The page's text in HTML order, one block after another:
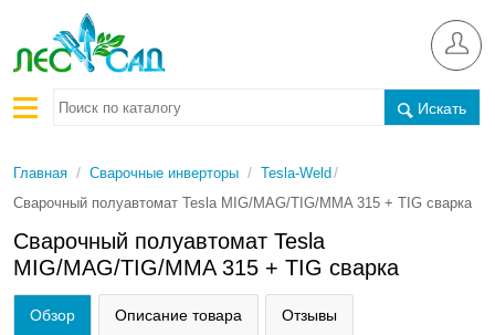
Искать
Главная / Сварочные инверторы / Tesla-Weld /
Сварочный полуавтомат Tesla MIG/MAG/TIG/MMA 315 + TIG сварка
Сварочный полуавтомат Tesla
MIG/MAG/TIG/MMA 315 + TIG сварка
Обзор Описание товара Отзывы